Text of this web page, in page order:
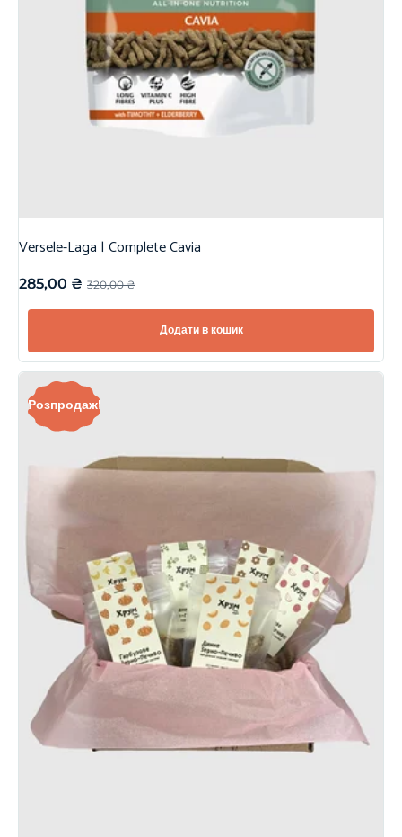
Versele-Laga | Complete Cavia
320,00₴
285,00 ₴
Додати в кошик
Розпродаж!